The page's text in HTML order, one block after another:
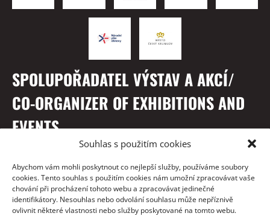
Souhlas s použitím cookies
Abychom vám mohli poskytnout co nejlepší služby, používáme soubory
cookies. Tento souhlas s použitím cookies nám umožní zpracovávat vaše
chování při procházení tohoto webu a zpracovávat jedinečné
identifikátory. Nesouhlas nebo odvolání souhlasu může nepříznivě
ovlivnit některé vlastnosti nebo služby poskytované na tomto webu.
SPOLUPOŘADATEL VÝSTAV A AKCÍ/
CO-ORGANIZER OF EXHIBITIONS AND
EVENTS